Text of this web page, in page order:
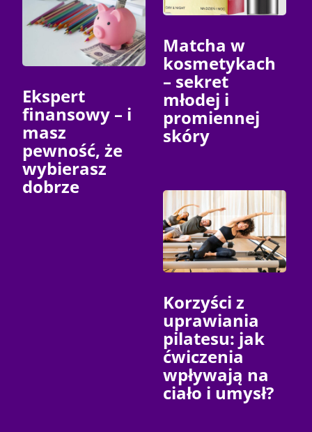
Ekspert
finansowy – i
masz
pewność, że
wybierasz
dobrze
Matcha w
kosmetykach
– sekret
młodej i
promiennej
skóry
Korzyści z
uprawiania
pilatesu: jak
ćwiczenia
wpływają na
ciało i umysł?